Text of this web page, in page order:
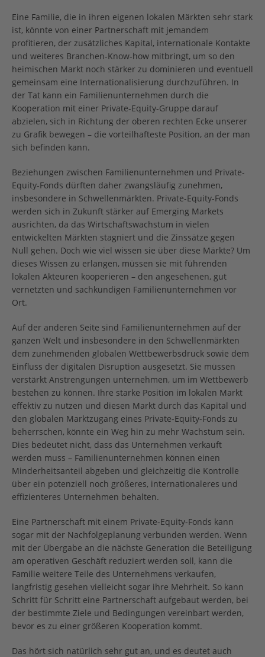
Eine Familie, die in ihren eigenen lokalen Märkten sehr stark
ist, könnte von einer Partnerschaft mit jemandem
profitieren, der zusätzliches Kapital, internationale Kontakte
und weiteres Branchen-Know-how mitbringt, um so den
heimischen Markt noch stärker zu dominieren und eventuell
gemeinsam eine Internationalisierung durchzuführen. In
der Tat kann ein Familienunternehmen durch die
Kooperation mit einer Private-Equity-Gruppe darauf
abzielen, sich in Richtung der oberen rechten Ecke unserer
zu Grafik bewegen – die vorteilhafteste Position, an der man
sich befinden kann.
Beziehungen zwischen Familienunternehmen und Private-
Equity-Fonds dürften daher zwangsläufig zunehmen,
insbesondere in Schwellenmärkten. Private-Equity-Fonds
werden sich in Zukunft stärker auf Emerging Markets
ausrichten, da das Wirtschaftswachstum in vielen
entwickelten Märkten stagniert und die Zinssätze gegen
Null gehen. Doch wie viel wissen sie über diese Märkte? Um
dieses Wissen zu erlangen, müssen sie mit führenden
lokalen Akteuren kooperieren – den angesehenen, gut
vernetzten und sachkundigen Familienunternehmen vor
Ort.
Auf der anderen Seite sind Familienunternehmen auf der
ganzen Welt und insbesondere in den Schwellenmärkten
dem zunehmenden globalen Wettbewerbsdruck sowie dem
Einfluss der digitalen Disruption ausgesetzt. Sie müssen
verstärkt Anstrengungen unternehmen, um im Wettbewerb
bestehen zu können. Ihre starke Position im lokalen Markt
effektiv zu nutzen und diesen Markt durch das Kapital und
den globalen Marktzugang eines Private-Equity-Fonds zu
beherrschen, könnte ein Weg hin zu mehr Wachstum sein.
Dies bedeutet nicht, dass das Unternehmen verkauft
werden muss – Familienunternehmen können einen
Minderheitsanteil abgeben und gleichzeitig die Kontrolle
über ein potenziell noch größeres, internationaleres und
effizienteres Unternehmen behalten.
Eine Partnerschaft mit einem Private-Equity-Fonds kann
sogar mit der Nachfolgeplanung verbunden werden. Wenn
mit der Übergabe an die nächste Generation die Beteiligung
am operativen Geschäft reduziert werden soll, kann die
Familie weitere Teile des Unternehmens verkaufen,
langfristig gesehen vielleicht sogar ihre Mehrheit. So kann
Schritt für Schritt eine Partnerschaft aufgebaut werden, bei
der bestimmte Ziele und Bedingungen vereinbart werden,
bevor es zu einer größeren Kooperation kommt.
Das hört sich natürlich sehr gut an, und es deutet auch